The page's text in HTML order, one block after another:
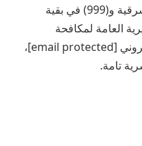
مناطق مكة المكرمة والرياض والشرقية و(999) في بقية
العامة لمكافحة
المخدرات (995)، وعبر البريد الإلكتروني [email protected]،
تامة.